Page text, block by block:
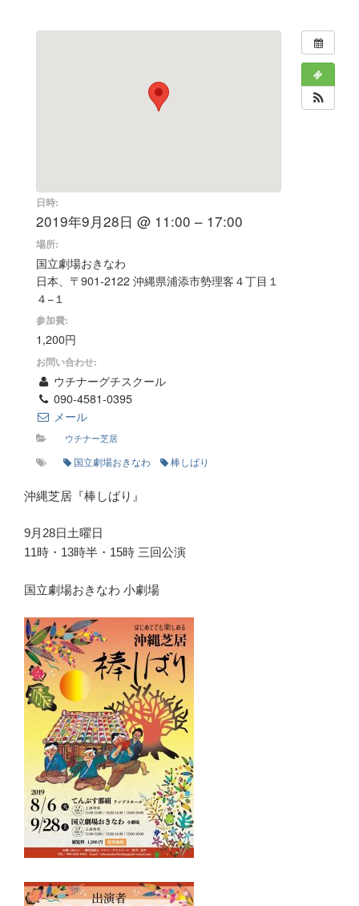
日時:
2019年9月28日 @ 11:00 – 17:00
場所:
国立劇場おきなわ
日本、〒901-2122 沖縄県浦添市勢理客４丁目１
４−１
参加費:
1,200円
お問い合わせ:
ウチナーグチスクール
090-4581-0395
メール
ウチナー芝居
国立劇場おきなわ 棒しばり
沖縄芝居『棒しばり』
9月28日土曜日
11時・13時半・15時 三回公演
国立劇場おきなわ 小劇場